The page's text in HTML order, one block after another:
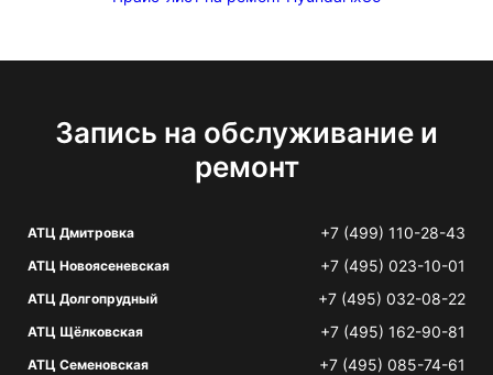
Запись на обслуживание и
ремонт
АТЦ Дмитровка +7 (499) 110-28-43
АТЦ Новоясеневская +7 (495) 023-10-01
АТЦ Долгопрудный +7 (495) 032-08-22
АТЦ Щёлковская +7 (495) 162-90-81
АТЦ Семеновская +7 (495) 085-74-61